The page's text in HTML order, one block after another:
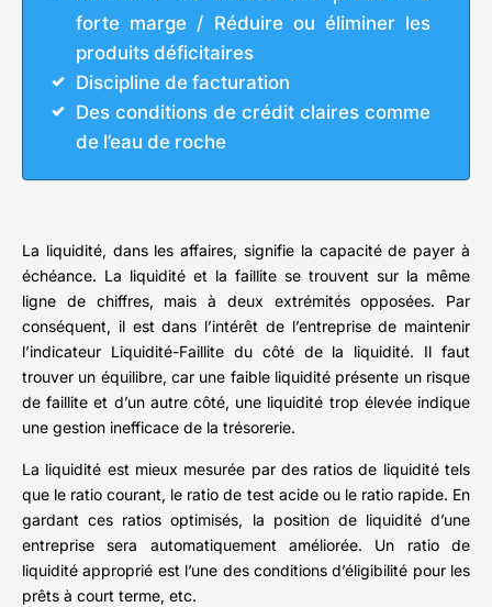
forte marge / Réduire ou éliminer les
produits déficitaires
Discipline de facturation
Des conditions de crédit claires comme
de l’eau de roche
La liquidité, dans les affaires, signifie la capacité de payer à
échéance. La liquidité et la faillite se trouvent sur la même
ligne de chiffres, mais à deux extrémités opposées. Par
conséquent, il est dans l’intérêt de l’entreprise de maintenir
l’indicateur Liquidité-Faillite du côté de la liquidité. Il faut
trouver un équilibre, car une faible liquidité présente un risque
de faillite et d’un autre côté, une liquidité trop élevée indique
une gestion inefficace de la trésorerie.
La liquidité est mieux mesurée par des ratios de liquidité tels
que le ratio courant, le ratio de test acide ou le ratio rapide. En
gardant ces ratios optimisés, la position de liquidité d’une
entreprise sera automatiquement améliorée. Un ratio de
liquidité approprié est l’une des conditions d’éligibilité pour les
prêts à court terme, etc.